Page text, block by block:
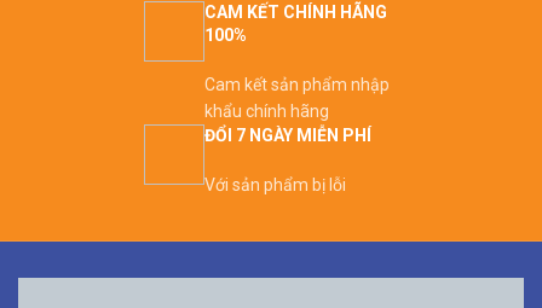
CAM KẾT CHÍNH HÃNG
100%
Cam kết sản phẩm nhập
khẩu chính hãng
ĐỔI 7 NGÀY MIỄN PHÍ
Với sản phẩm bị lỗi